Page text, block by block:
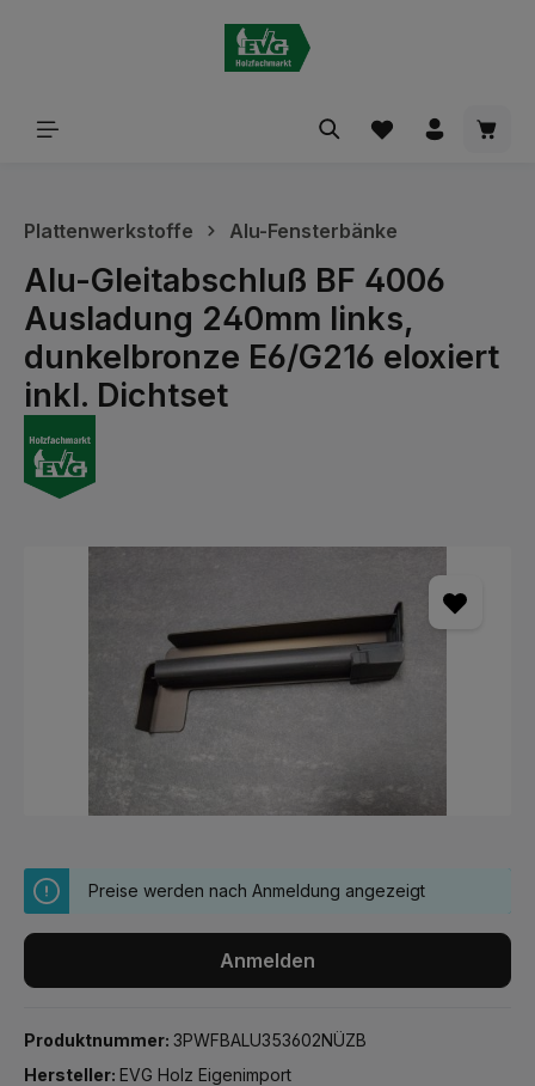
Plattenwerkstoffe Alu-Fensterbänke
Alu-Gleitabschluß BF 4006
Ausladung 240mm links,
dunkelbronze E6/G216 eloxiert
inkl. Dichtset
Preise werden nach Anmeldung angezeigt
Anmelden
Produktnummer: 3PWFBALU353602NÜZB
Hersteller: EVG Holz Eigenimport